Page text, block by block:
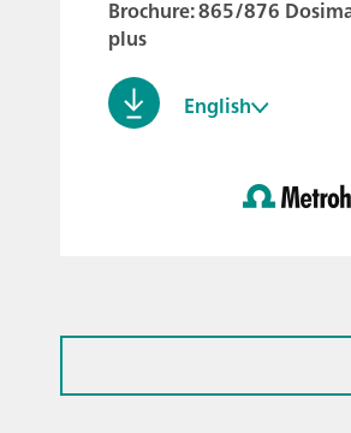
Brochure: 865/876
plus
English